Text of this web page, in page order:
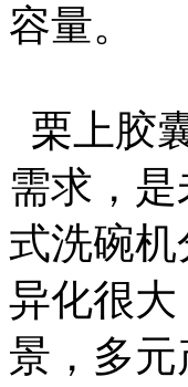
容量。
栗上胶
需求，
式洗碗
异化很
景，多